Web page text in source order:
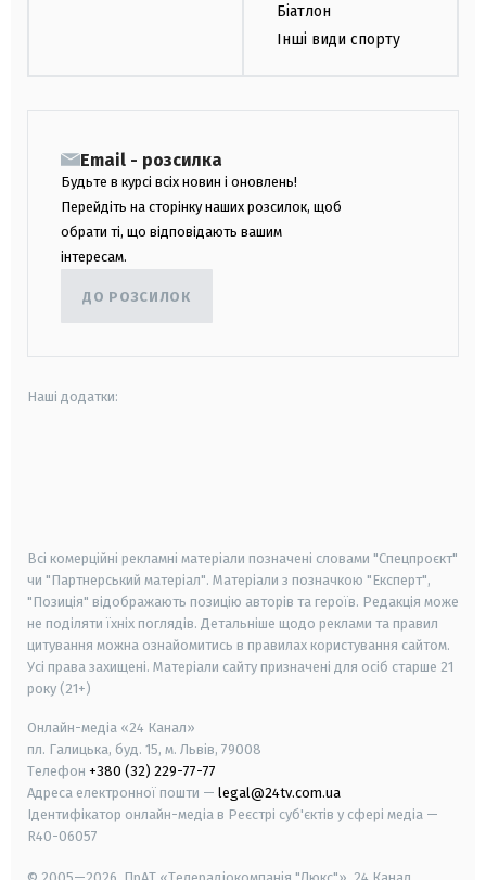
Біатлон
Інші види спорту
Email - розсилка
Будьте в курсі всіх новин і оновлень!
Перейдіть на сторінку наших розсилок, щоб
обрати ті, що відповідають вашим
інтересам.
ДО РОЗСИЛОК
Наші додатки:
Всі комерційні рекламні матеріали позначені словами "Спецпроєкт"
чи "Партнерський матеріал". Матеріали з позначкою "Експерт",
"Позиція" відображають позицію авторів та героїв. Редакція може
не поділяти їхніх поглядів. Детальніше щодо реклами та правил
цитування можна ознайомитись в правилах користування сайтом.
Усі права захищені. Матеріали сайту призначені для осіб старше 21
року (21+)
Онлайн-медіа «24 Канал»
пл. Галицька, буд. 15, м. Львів, 79008
Телефон +380 (32) 229-77-77
Адреса електронної пошти — legal@24tv.com.ua
Ідентифікатор онлайн-медіа в Реєстрі суб'єктів у сфері медіа —
R40-06057